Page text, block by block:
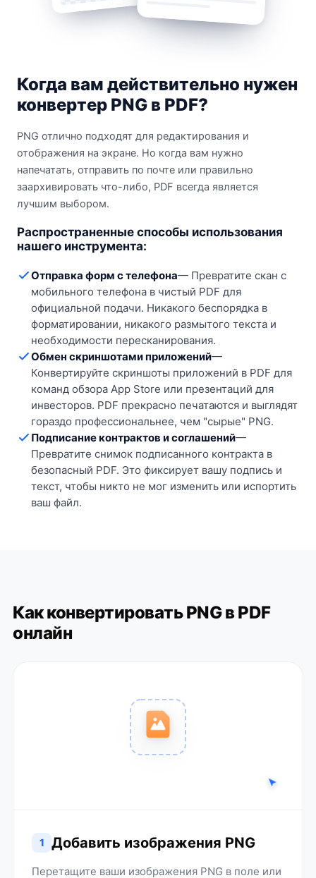
Когда вам действительно нужен
конвертер PNG в PDF?
PNG отлично подходят для редактирования и
отображения на экране. Но когда вам нужно
напечатать, отправить по почте или правильно
заархивировать что-либо, PDF всегда является
лучшим выбором.
Распространенные способы использования
нашего инструмента:
Отправка форм с телефона— Превратите скан с
мобильного телефона в чистый PDF для
официальной подачи. Никакого беспорядка в
форматировании, никакого размытого текста и
необходимости пересканирования.
Обмен скриншотами приложений—
Конвертируйте скриншоты приложений в PDF для
команд обзора App Store или презентаций для
инвесторов. PDF прекрасно печатаются и выглядят
гораздо профессиональнее, чем "сырые" PNG.
Подписание контрактов и соглашений—
Превратите снимок подписанного контракта в
безопасный PDF. Это фиксирует вашу подпись и
текст, чтобы никто не мог изменить или испортить
ваш файл.
Как конвертировать PNG в PDF
онлайн
1 Добавить изображения PNG
Перетащите ваши изображения PNG в поле или